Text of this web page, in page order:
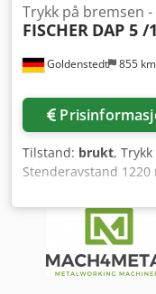
Goldenstedt 855 km
Trykk på bremsen
FISCHER DAP 5 /
Tilstand: brukt,
Stenderavstand 1220
Lukkehastighet 95
Credpfxera Rrho Af
59 ms Etterslepvei 6
øvre stempel 301
mm x-akse 550 mm